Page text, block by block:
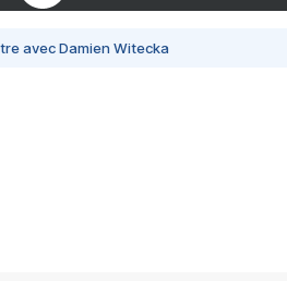
avec Damien Witecka